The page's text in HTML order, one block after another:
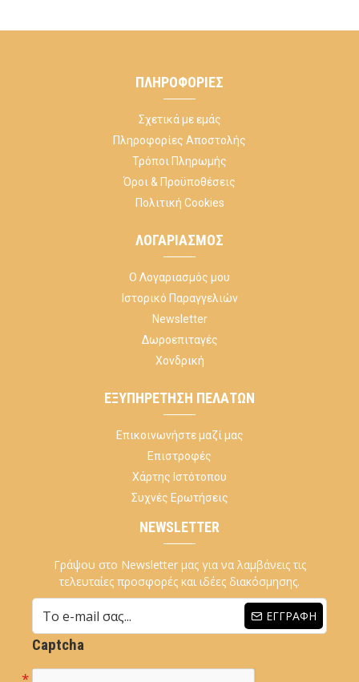
ΠΛΗΡΟΦΟΡΊΕΣ
Σχετικά με εμάς
Πληροφορίες Αποστολής
Τρόποι Πληρωμής
Όροι & Προϋποθέσεις
Πολιτική Cookies
ΛΟΓΑΡΙΑΣΜΌΣ
Ο Λογαριασμός μου
Ιστορικό Παραγγελιών
Newsletter
Δωροεπιταγές
Χονδρική
ΕΞΥΠΗΡΈΤΗΣΗ ΠΕΛΑΤΏΝ
Επικοινωνήστε μαζί μας
Επιστροφές
Χάρτης Ιστότοπου
Συχνές Ερωτήσεις
NEWSLETTER
Γράψου στο Newsletter μας για να λαμβάνεις τις
τελευταίες προσφορές και ιδέες διακόσμησης.
ΕΓΓΡΑΦΉ
Captcha